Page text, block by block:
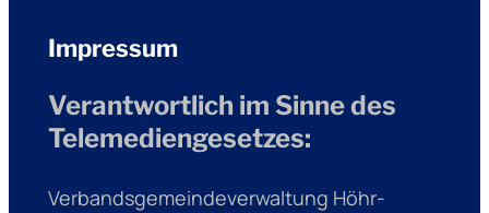
Impressum
Verantwortlich im Sinne des
Telemediengesetzes:
Verbandsgemeindeverwaltung Höhr-